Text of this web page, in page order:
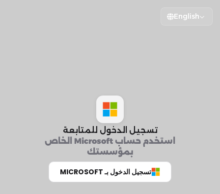
English
تسجيل الدخول للمتابعة
استخدم حساب Microsoft الخاص
بمؤسستك
تسجيل الدخول بـ MICROSOFT